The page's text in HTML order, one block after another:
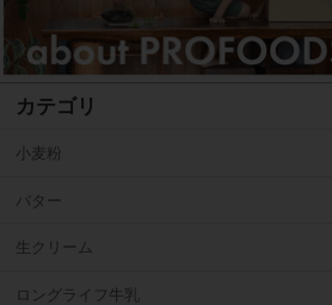
カテゴリ
小麦粉
バター
生クリーム
ロングライフ牛乳